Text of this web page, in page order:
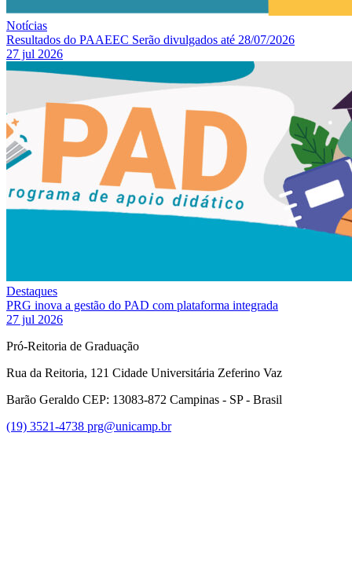
Notícias
Resultados do PAAEEC Serão divulgados até 28/07/2026
27 jul 2026
Destaques
PRG inova a gestão do PAD com plataforma integrada
27 jul 2026
Pró-Reitoria de Graduação
Rua da Reitoria, 121 Cidade Universitária Zeferino Vaz
Barão Geraldo CEP: 13083-872 Campinas - SP - Brasil
(19) 3521-4738 prg@unicamp.br